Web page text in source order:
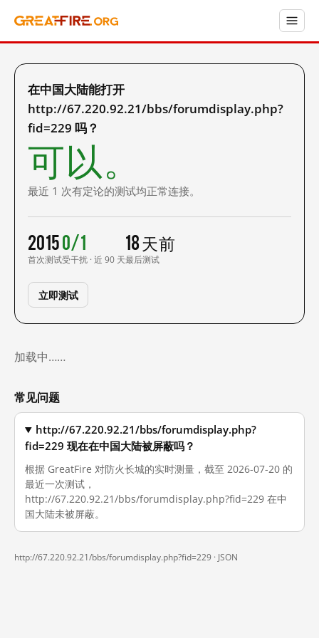
在中国大陆能打开
http://67.220.92.21/bbs/forumdisplay.php?
fid=229 吗？
可以。
最近 1 次有定论的测试均正常连接。
2015
首次测试
0/1
受干扰 · 近 90 天
18 天前
最后测试
立即测试
加载中……
常见问题
http://67.220.92.21/bbs/forumdisplay.php?
fid=229 现在在中国大陆被屏蔽吗？
根据 GreatFire 对防火长城的实时测量，截至 2026-07-20 的
最近一次测试，
http://67.220.92.21/bbs/forumdisplay.php?fid=229 在中
国大陆未被屏蔽。
http://67.220.92.21/bbs/forumdisplay.php?fid=229 · JSON